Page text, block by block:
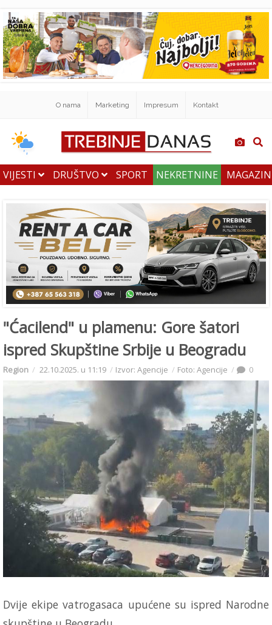
O nama Marketing Impresum Kontakt
VIJESTI DRUŠTVO SPORT NEKRETNINE
"Ćacilend" u plamenu: Gore šatori
ispred Skupštine Srbije u Beogradu
Region 22.10.2025. u 11:19 Izvor: Agencije Foto: Agencije 0
Dvije ekipe vatrogasaca upućene su ispred Narodne